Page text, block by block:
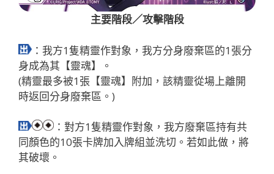
主要階段／攻擊階段
：我方1隻精靈作對象，我方分身廢棄區的1張分
身成為其【靈魂】。
(精靈最多被1張【靈魂】附加，該精靈從場上離開
時返回分身廢棄區。)
：對方1隻精靈作對象，我方廢棄區持有共
同顏色的10張卡牌加入牌組並洗切。若如此做，將
其破壞。